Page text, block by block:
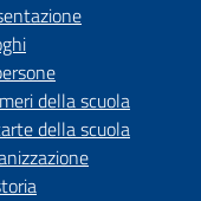
della scuola
della scuola